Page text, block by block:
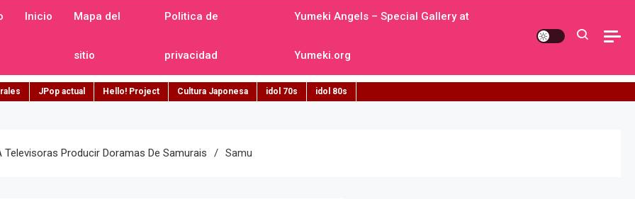
Inicio Mapa del
sitio
Politica de
privacidad
Yumeki Angels – Special Gallery at
Yumeki.org
JPop actual Hello! Project Cultura Japonesa idol 70s idol 80s
Producir Doramas De Samurais Samu